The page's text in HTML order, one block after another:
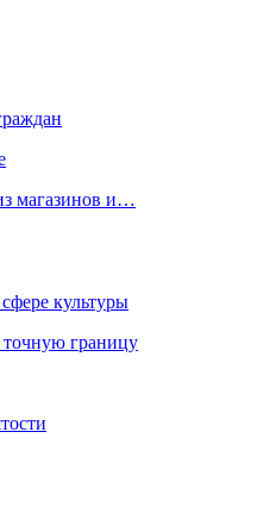
магазинов и…
культуры
границу